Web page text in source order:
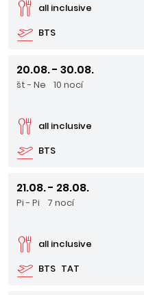
BTS
all inclusive
20.08. - 30.08.
št - Ne 10 nocí
BTS
all inclusive
21.08. - 28.08.
Pi - Pi 7 nocí
BTS TAT
all inclusive